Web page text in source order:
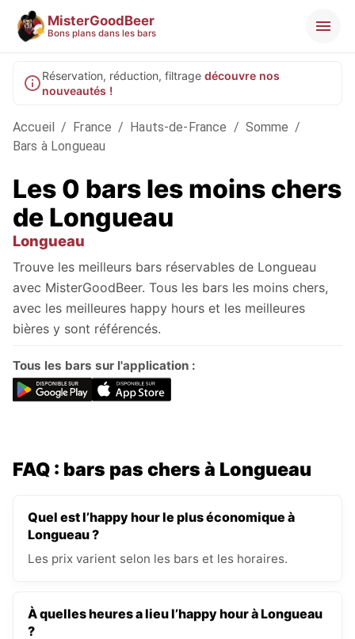
MisterGoodBeer
Bons plans dans les bars
Réservation, réduction, filtrage découvre nos
nouveautés !
Accueil / France / Hauts-de-France / Somme /
Bars à Longueau
Les 0 bars les moins chers
de Longueau
Longueau
Trouve les meilleurs bars réservables de Longueau
avec MisterGoodBeer. Tous les bars les moins chers,
avec les meilleures happy hours et les meilleures
bières y sont référencés.
Tous les bars sur l'application :
FAQ : bars pas chers à Longueau
Quel est l’happy hour le plus économique à
Longueau ?
Les prix varient selon les bars et les horaires.
À quelles heures a lieu l’happy hour à Longueau
?